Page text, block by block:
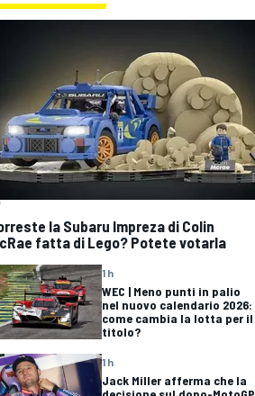
la Subaru Impreza di Colin
fatta di Lego? Potete votarla
1 h
WEC | Meno punti in palio
nel nuovo calendario 2026:
come cambia la lotta per il
titolo?
1 h
Jack Miller afferma che la